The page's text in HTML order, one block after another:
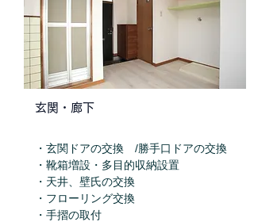
玄関・廊下
・玄関​ドアの交換 /勝手口ドアの交換
・靴箱増設・多目的収納設置
・天井、壁氏の交換
・フローリング交換
・手摺の取付